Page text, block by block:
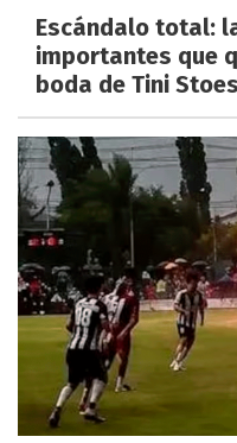
Escándalo total:
importantes que
boda de Tini